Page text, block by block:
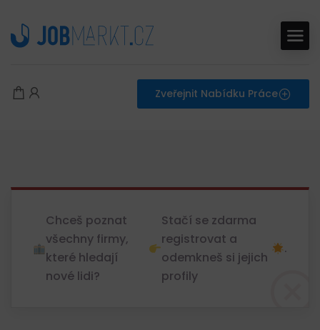
Zveřejnit Nabídku Práce
Chceš poznat
všechny firmy,
které hledají
nové lidi?
Stačí se zdarma
registrovat a
odemkneš si jejich
profily
.